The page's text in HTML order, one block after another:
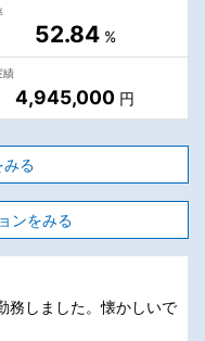
52.84%
績
4,945,000 円
みる
ンをみる
務しました。懐かしいで